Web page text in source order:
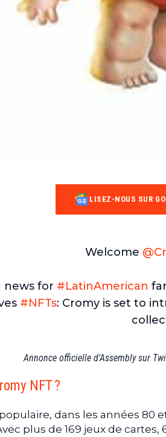
LISEZ-NOUS SUR
Welcome
news for #LatinAmerican
#NFTs: Cromy is set to
Annonce officielle d’Assembly sur
NFT ?
dans les années 80
plus de 169 jeux de